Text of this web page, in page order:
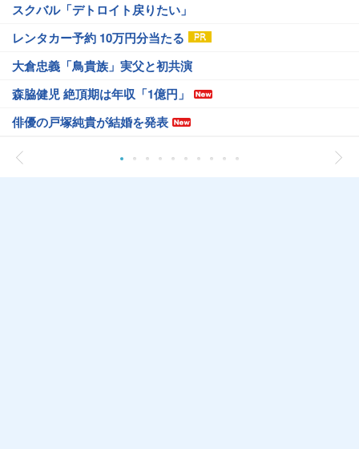
スクバル「デトロイト戻りたい」
レンタカー予約 10万円分当たる
大倉忠義「鳥貴族」実父と初共演
森脇健児 絶頂期は年収「1億円」
俳優の戸塚純貴が結婚を発表